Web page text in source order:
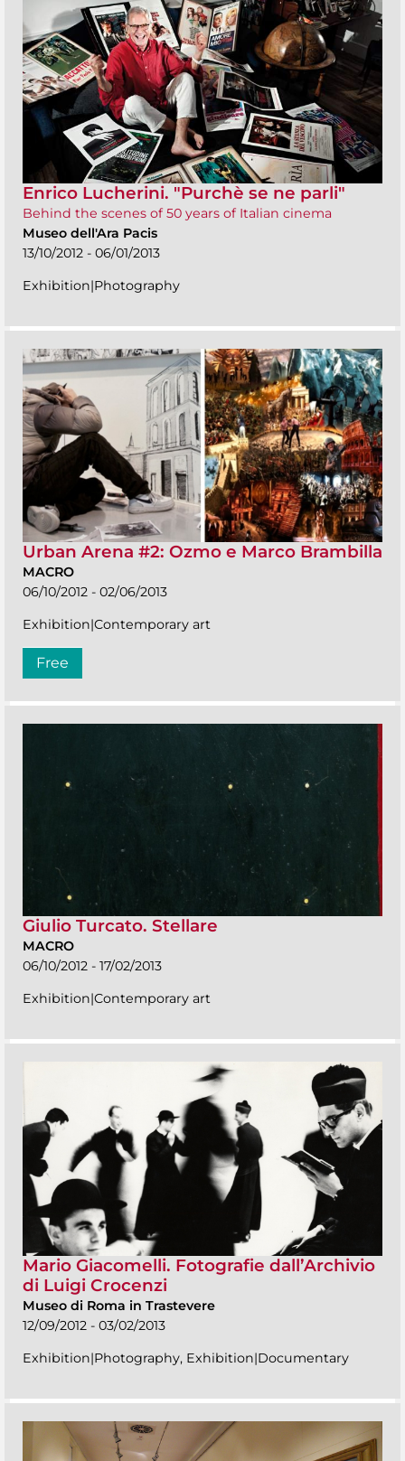
Enrico Lucherini. "Purchè se ne parli"
Behind the scenes of 50 years of Italian cinema
Museo dell'Ara Pacis
13/10/2012 - 06/01/2013
Exhibition|Photography
Urban Arena #2: Ozmo e Marco Brambilla
MACRO
06/10/2012 - 02/06/2013
Exhibition|Contemporary art
Free
Giulio Turcato. Stellare
MACRO
06/10/2012 - 17/02/2013
Exhibition|Contemporary art
Mario Giacomelli. Fotografie dall’Archivio
di Luigi Crocenzi
Museo di Roma in Trastevere
12/09/2012 - 03/02/2013
Exhibition|Photography, Exhibition|Documentary